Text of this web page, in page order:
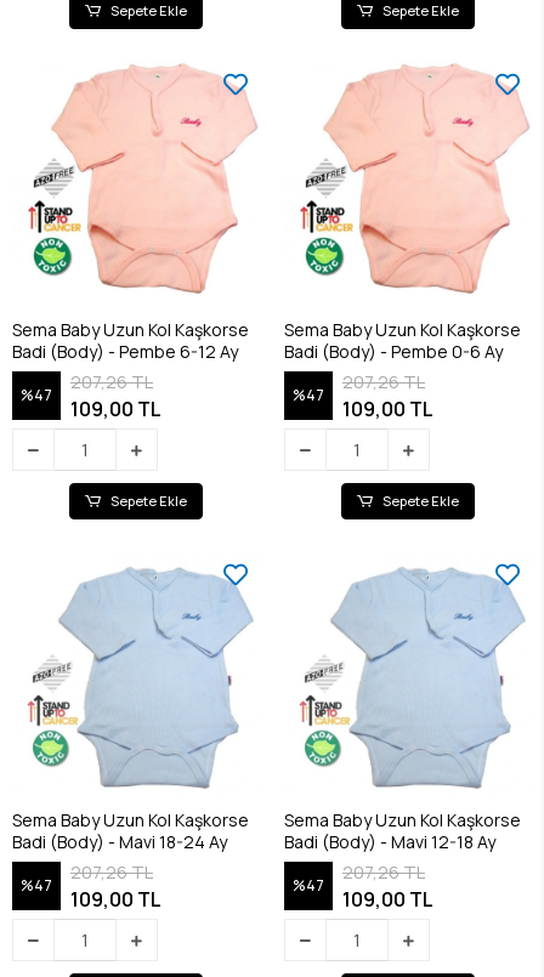
Sepete Ekle Sepete Ekle
Sema Baby Uzun Kol Kaşkorse
Badi (Body) - Pembe 6-12 Ay
%47
207,26 TL
109,00 TL
Sepete Ekle
Sema Baby Uzun Kol Kaşkorse
Badi (Body) - Pembe 0-6 Ay
%47
207,26 TL
109,00 TL
Sepete Ekle
Sema Baby Uzun Kol Kaşkorse
Badi (Body) - Mavi 18-24 Ay
%47
207,26 TL
109,00 TL
Sema Baby Uzun Kol Kaşkorse
Badi (Body) - Mavi 12-18 Ay
%47
207,26 TL
109,00 TL